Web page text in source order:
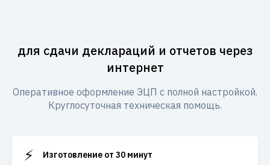
для сдачи деклараций и отчетов через
интернет
Оперативное оформление ЭЦП с полной настройкой.
Круглосуточная техническая помощь.
⚡ Изготовление от 30 минут